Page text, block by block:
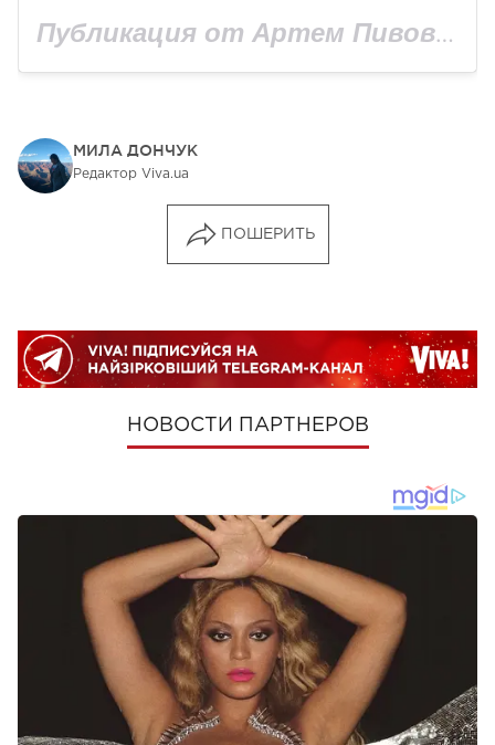
Публикация от Артем Пивоваров (@pivovarovmusic)
МИЛА ДОНЧУК
Редактор Viva.ua
ПОШЕРИТЬ
НОВОСТИ ПАРТНЕРОВ